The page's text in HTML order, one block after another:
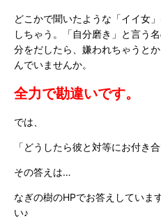
どこかで聞いたような「イイ女
しちゃう。「自分磨き」と言う
分をだしたら、嫌われちゃうと
んでいませんか。
全力で勘違いです。
では、
「どうしたら彼と対等にお付き
その答えは…
なぎの樹のHPでお答えしていま
い♪